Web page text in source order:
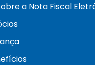
a Nota Fiscal